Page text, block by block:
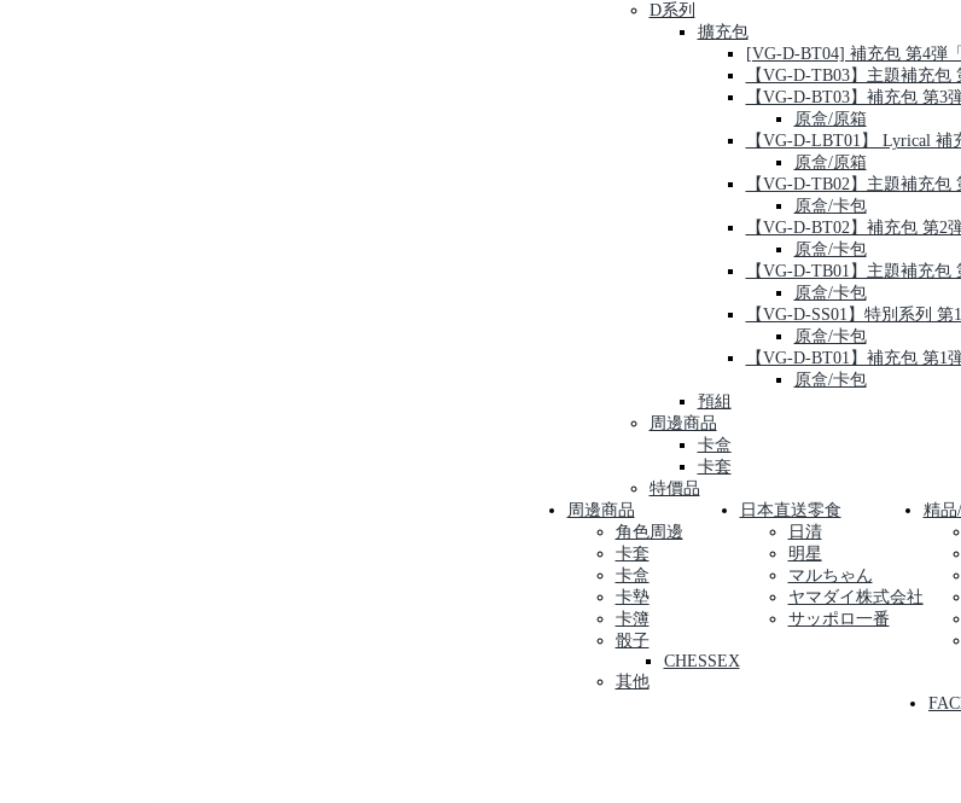
D系列
擴充包
[VG-D-BT04] 補充包 第4弾
【VG-D-TB03】主題補充包
【VG-D-BT03】補充包 第3
原盒/原箱
【VG-D-LBT01】 Lyrical 補
原盒/原箱
【VG-D-TB02】主題補充包
原盒/卡包
【VG-D-BT02】補充包 第2
原盒/卡包
【VG-D-TB01】主題補充包
原盒/卡包
【VG-D-SS01】特別系列
原盒/卡包
【VG-D-BT01】補充包 第1
原盒/卡包
預組
周邊商品
卡盒
卡套
特價品
周邊商品
角色周邊
卡套
卡盒
卡墊
卡簿
骰子
CHESSEX
其他
日本直送零食
日清
明星
マルちゃん
ヤマダイ株式会社
サッポロ一番
精品